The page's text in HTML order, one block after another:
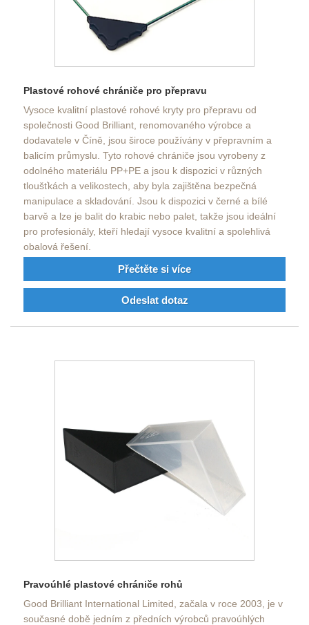
Plastové rohové chrániče pro přepravu
Vysoce kvalitní plastové rohové kryty pro přepravu od
společnosti Good Brilliant, renomovaného výrobce a
dodavatele v Číně, jsou široce používány v přepravním a
balicím průmyslu. Tyto rohové chrániče jsou vyrobeny z
odolného materiálu PP+PE a jsou k dispozici v různých
tloušťkách a velikostech, aby byla zajištěna bezpečná
manipulace a skladování. Jsou k dispozici v černé a bílé
barvě a lze je balit do krabic nebo palet, takže jsou ideální
pro profesionály, kteří hledají vysoce kvalitní a spolehlivá
obalová řešení.
Přečtěte si více
Odeslat dotaz
Pravoúhlé plastové chrániče rohů
Good Brilliant International Limited, začala v roce 2003, je v
současné době jedním z předních výrobců pravoúhlých